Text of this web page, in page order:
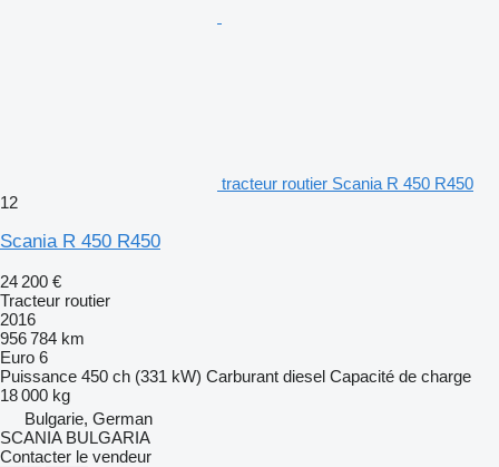
tracteur routier Scania R 450 R450
12
Scania R 450 R450
24 200 €
Tracteur routier
2016
956 784 km
Euro 6
Puissance 450 ch (331 kW) Carburant diesel Capacité de charge
18 000 kg
Bulgarie, German
SCANIA BULGARIA
Contacter le vendeur